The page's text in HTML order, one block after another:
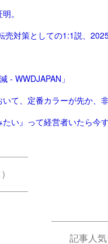
。
対策としての1:1説、
- WWDJAPAN」
て、定番カラーが先か、
たい』って経営者いたら
記事人気